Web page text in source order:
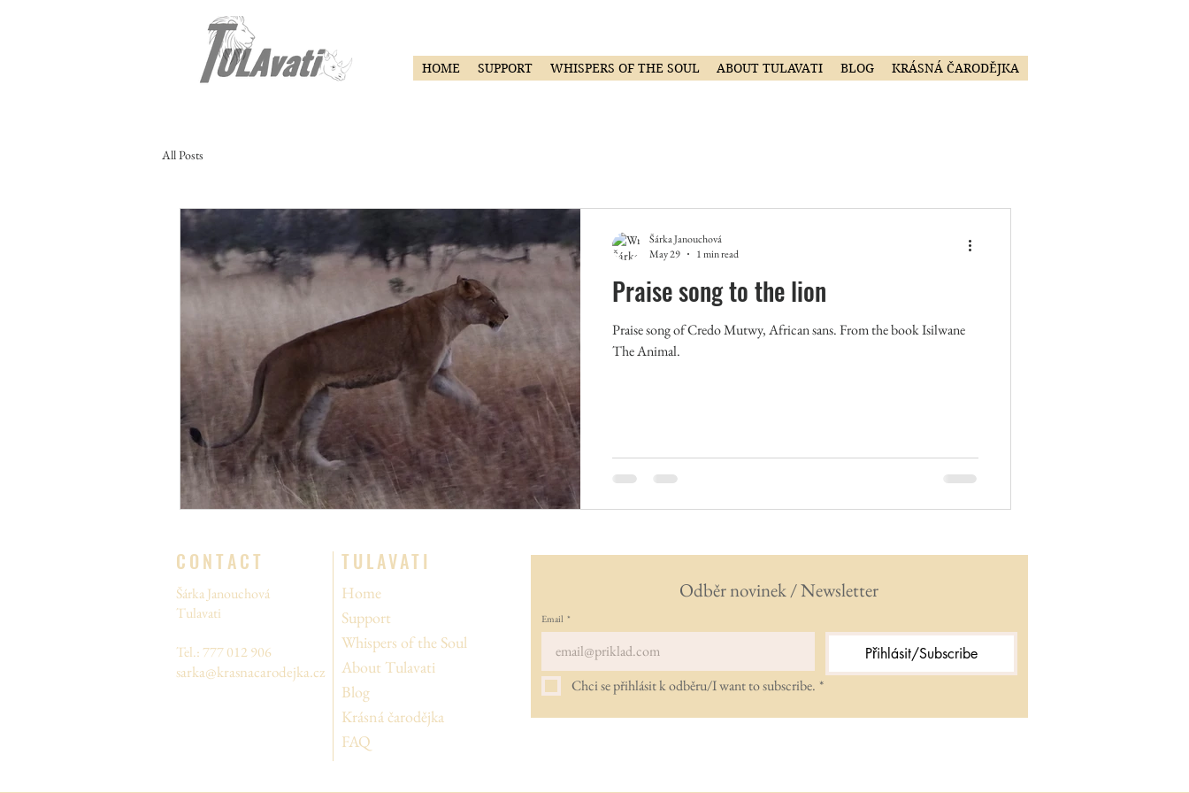
HOME SUPPORT WHISPERS OF THE SOUL ABOUT TULAVATI BLOG KRÁSNÁ ČARODĚJKA
All Posts
Praise song to the lion
Praise song of Credo Mutwy, African sans. From the book Isilwane
The Animal.
Šárka Janouchová
May 29
1 min read
CONTACT
Šárka Janouchová
Tulavati
Tel.: 777 012 906
sarka@krasnacarodejka.cz
TULAVATI
Home
Support
Whispers of the Soul
About Tulavati
Blog
Krásná čarodějka
FAQ
Odběr novinek / Newsletter
Email *
Přihlásit/Subscribe
Chci se přihlásit k odběru/I want to subscribe. *